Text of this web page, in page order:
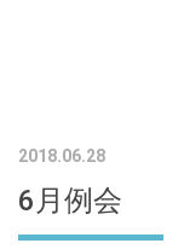
2018.06.28
6月例会